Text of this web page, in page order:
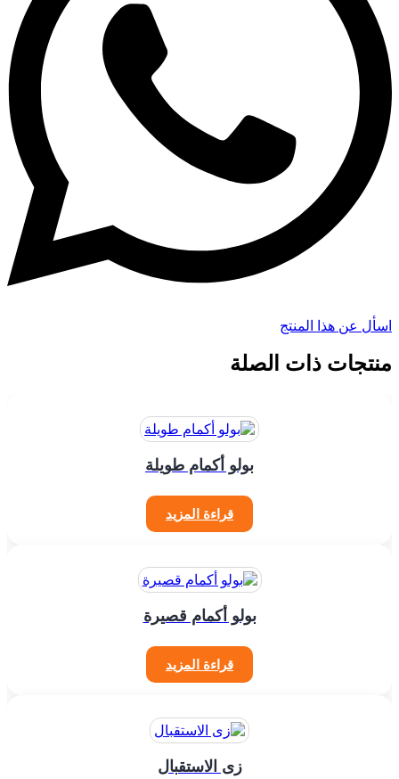
اسأل عن هذا المنتج
منتجات ذات الصلة
بولو أكمام طويلة
قراءة المزيد
بولو أكمام قصيرة
قراءة المزيد
زى الاستقبال